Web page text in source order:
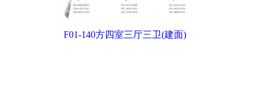
F01-140方四室三厅三卫(建面)